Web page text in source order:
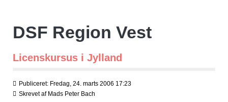
DSF Region Vest
Licenskursus i Jylland
Publiceret: Fredag, 24. marts 2006 17:23
Skrevet af Mads Peter Bach